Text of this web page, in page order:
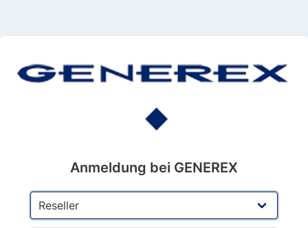
Anmeldung bei GENEREX